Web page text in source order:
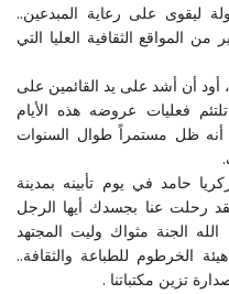
ليقوى على رعاية المبدعين..
المواقع الثقافية العليا التي
أود أن أشد على يد القائمين على
فعليات عروضه هذه الأيام
أنه ظل مستمراً طوال السنوات
حامد في يوم تأبينه بمدينة
رحلت عنا بجسدك أيها الرجل
الجنة مثواك وليت المجتهد
الخرطوم للطباعة والثقافة..
تزين مكتباتنا .